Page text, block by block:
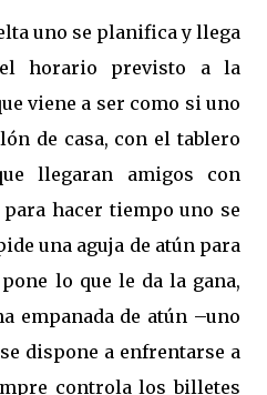
uno se planifica y llega
horario previsto a la
viene a ser como si uno
de casa, con el tablero
llegaran amigos con
hacer tiempo uno se
una aguja de atún para
lo que le da la gana,
empanada de atún –uno
dispone a enfrentarse a
controla los billetes